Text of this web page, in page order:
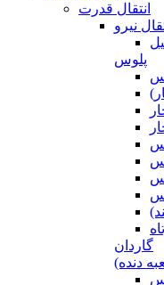
انتقال قدرت
نیرو
پلوس
گاردان
دنده)